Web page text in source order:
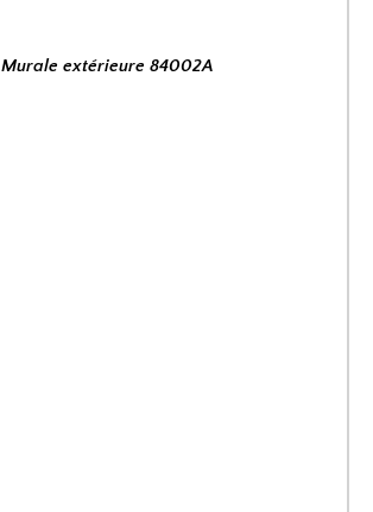
Murale extérieure 84002A